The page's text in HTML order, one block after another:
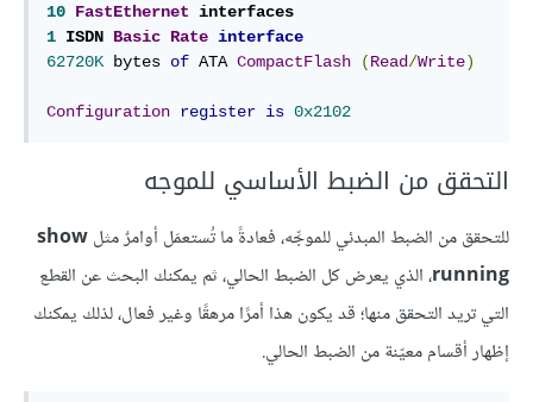
10 FastEthernet
1 ISDN Basic Rate interface
62720K bytes of ATA CompactFlash (Read/Write)
Configuration register is 0x2102
التحقق من الضبط الأساسي للموجه
للتحقق من الضبط المبدئي للموجِّه، فعادةً ما تُستعمَل أوامرٌ مثلshow
running، الذي يعرض كل الضبط الحالي، ثم يمكنك البحث عن القطع
التي تريد التحقق منها؛ قد يكون هذا أمرًا مرهقًا وغير فعال، لذلك يمكنك
إظهار أقسام معيّنة من الضبط الحالي.